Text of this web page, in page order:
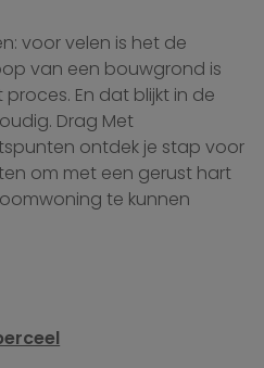
voor velen is het de
van een bouwgrond is
En dat blijkt in de
Drag Met
ontdek je stap voor
om met een gerust hart
te kunnen